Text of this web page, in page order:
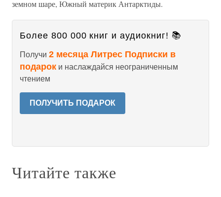
земном шаре, Южный материк Антарктиды.
Более 800 000 книг и аудиокниг! 📚
Получи 2 месяца Литрес Подписки в
подарок и наслаждайся неограниченным
чтением
ПОЛУЧИТЬ ПОДАРОК
Читайте также